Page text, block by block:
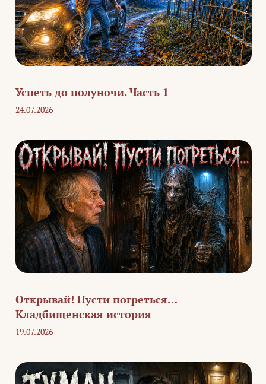
Успеть до полуночи. Часть 1
24.07.2026
Открывай! Пусти погреться…
Кладбищенская история
19.07.2026